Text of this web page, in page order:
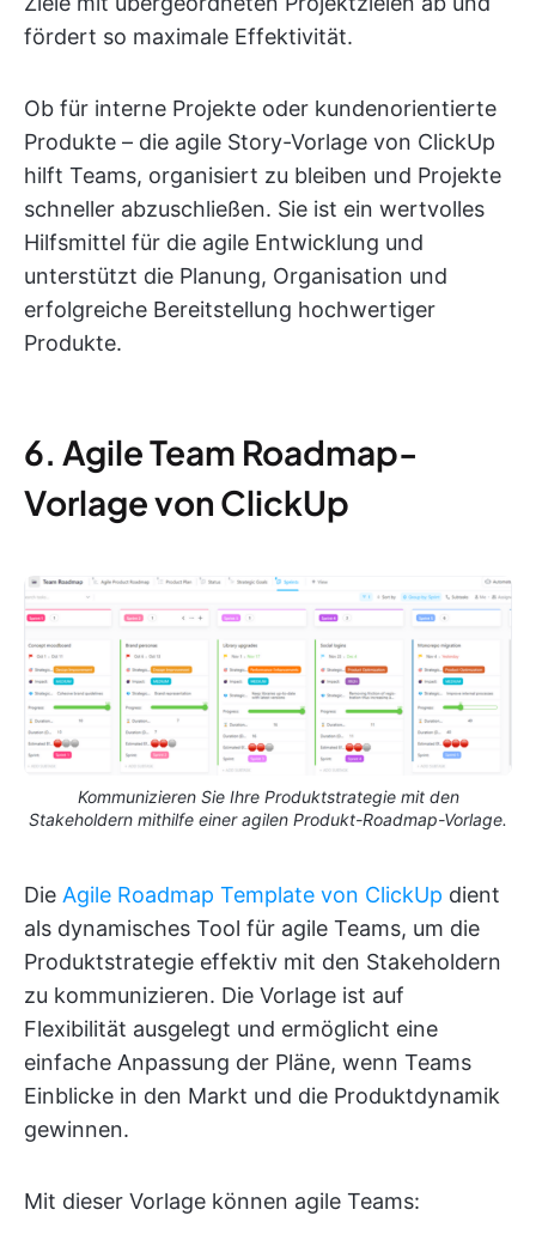
fördert so maximale Effektivität.
Ob für interne Projekte oder kundenorientierte
Produkte – die agile Story-Vorlage von ClickUp
hilft Teams, organisiert zu bleiben und Projekte
schneller abzuschließen. Sie ist ein wertvolles
Hilfsmittel für die agile Entwicklung und
unterstützt die Planung, Organisation und
erfolgreiche Bereitstellung hochwertiger
Produkte.
6. Agile Team Roadmap-
Vorlage von ClickUp
Kommunizieren Sie Ihre Produktstrategie mit den
Stakeholdern mithilfe einer agilen Produkt-Roadmap-Vorlage.
Die Agile Roadmap Template von ClickUp dient
als dynamisches Tool für agile Teams, um die
Produktstrategie effektiv mit den Stakeholdern
zu kommunizieren. Die Vorlage ist auf
Flexibilität ausgelegt und ermöglicht eine
einfache Anpassung der Pläne, wenn Teams
Einblicke in den Markt und die Produktdynamik
gewinnen.
Mit dieser Vorlage können agile Teams: